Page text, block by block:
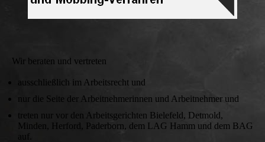
Wir beraten und vertreten
ausschließlich im Arbeitsrecht und
nur die Seite der Arbeitnehmerinnen und Arbeitnehmer und
treten nur vor den Arbeitsgerichten Bielefeld, Detmold,
Minden, Herford, Paderborn, dem LAG Hamm und dem BAG
auf.